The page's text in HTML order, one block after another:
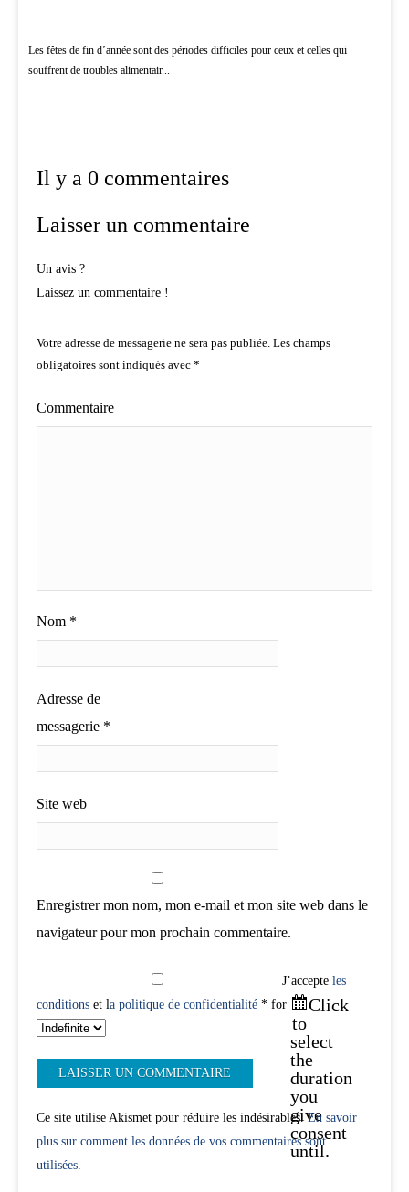
Les fêtes de fin d’année sont des périodes difficiles pour ceux et celles qui
souffrent de troubles alimentair...
Il y a 0 commentaires
Laisser un commentaire
Un avis ?
Laissez un commentaire !
Votre adresse de messagerie ne sera pas publiée. Les champs
obligatoires sont indiqués avec *
Commentaire
Nom *
Adresse de
messagerie *
Site web
Enregistrer mon nom, mon e-mail et mon site web dans le
navigateur pour mon prochain commentaire.
J’accepte les
conditions et la politique de confidentialité * for
Click
to
select
the
duration
you
give
consent
until.
Ce site utilise Akismet pour réduire les indésirables.En savoir
plus sur comment les données de vos commentaires sont
utilisées